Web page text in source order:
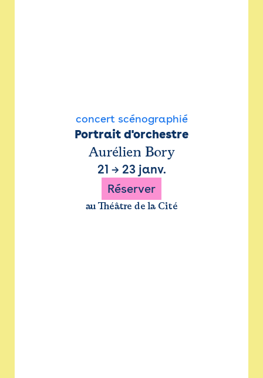
concert scénographié
Portrait d'orchestre
Aurélien Bory
21 → 23 janv.
Réserver
au Théâtre de la Cité